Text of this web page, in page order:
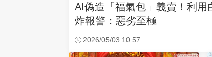
AI偽造「福氣包」義賣！利
炸報警：惡劣至極
2026/05/03 10:57